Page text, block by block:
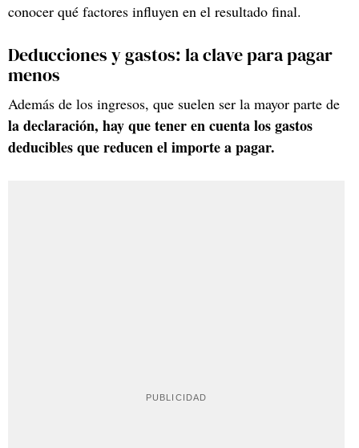
conocer qué factores influyen en el resultado final.
Deducciones y gastos: la clave para pagar
menos
Además de los ingresos, que suelen ser la mayor parte de
la declaración, hay que tener en cuenta los gastos
deducibles que reducen el importe a pagar.